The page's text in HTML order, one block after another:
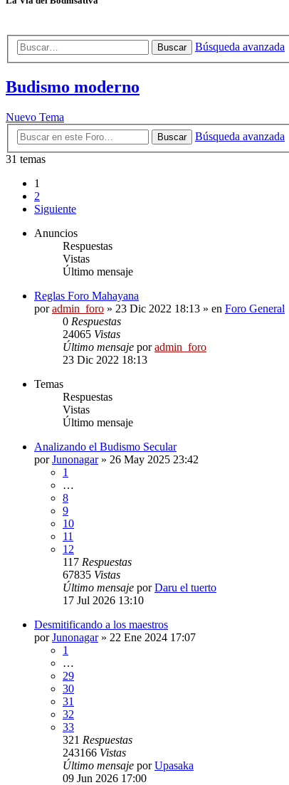
Buscar Búsqueda avanzada
Budismo moderno
Nuevo Tema
Buscar
Búsqueda avanzada
31 temas
1
2
Siguiente
Anuncios
Respuestas
Vistas
Último mensaje
Reglas Foro Mahayana
poradmin_foro » 23 Dic 2022 18:13 » en Foro General
0 Respuestas
24065 Vistas
Último mensaje poradmin_foro
23 Dic 2022 18:13
Temas
Respuestas
Vistas
Último mensaje
Analizando el Budismo Secular
porJunonagar» 26 May 2025 23:42
1
…
8
9
10
11
12
117 Respuestas
67835 Vistas
Último mensaje porDaru el tuerto
17 Jul 2026 13:10
Desmitificando a los maestros
porJunonagar» 22 Ene 2024 17:07
1
…
29
30
31
32
33
321 Respuestas
243166 Vistas
Último mensaje porUpasaka
09 Jun 2026 17:00